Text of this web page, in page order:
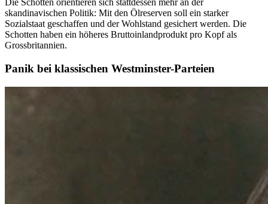
Die Schotten orientieren sich stattdessen mehr an der
skandinavischen Politik: Mit den Ölreserven soll ein starker
Sozialstaat geschaffen und der Wohlstand gesichert werden. Die
Schotten haben ein höheres Bruttoinlandprodukt pro Kopf als
Grossbritannien.
Panik bei klassischen Westminster-Parteien